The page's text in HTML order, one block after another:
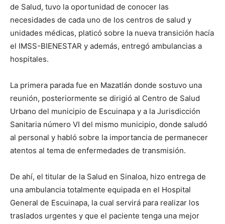
de Salud, tuvo la oportunidad de conocer las
necesidades de cada uno de los centros de salud y
unidades médicas, platicó sobre la nueva transición hacía
el IMSS-BIENESTAR y además, entregó ambulancias a
hospitales.
La primera parada fue en Mazatlán donde sostuvo una
reunión, posteriormente se dirigió al Centro de Salud
Urbano del municipio de Escuinapa y a la Jurisdicción
Sanitaria número VI del mismo municipio, donde saludó
al personal y habló sobre la importancia de permanecer
atentos al tema de enfermedades de transmisión.
De ahí, el titular de la Salud en Sinaloa, hizo entrega de
una ambulancia totalmente equipada en el Hospital
General de Escuinapa, la cual servirá para realizar los
traslados urgentes y que el paciente tenga una mejor